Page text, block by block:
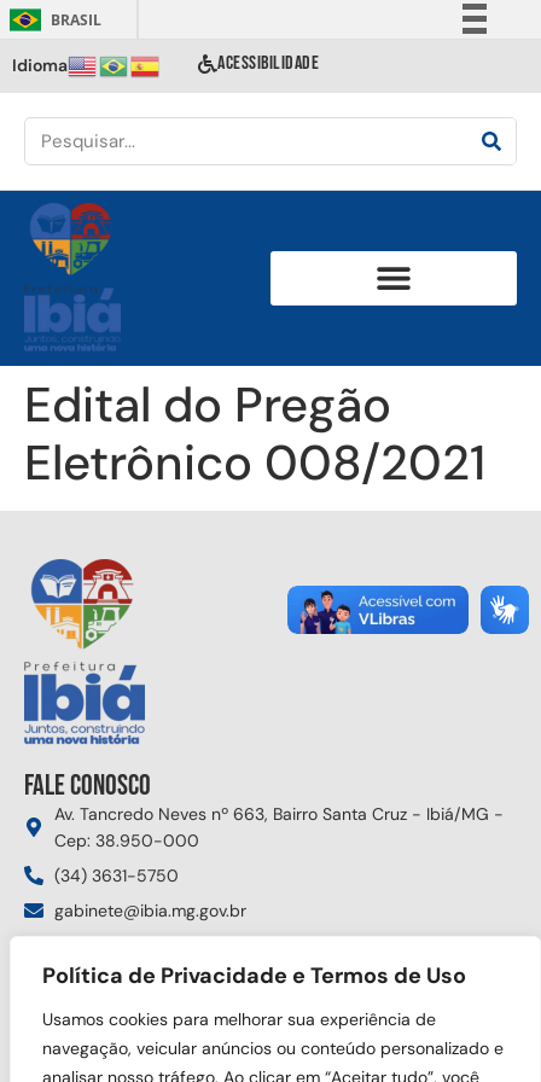
Política de Privacidade e Termos de Uso
Usamos cookies para melhorar sua experiência de
navegação, veicular anúncios ou conteúdo personalizado e
analisar nosso tráfego. Ao clicar em “Aceitar tudo”, você
BRASIL
Comunica BR
Acesso à informação
Idioma ACESSIBILIDADE
Edital do Pregão
Eletrônico 008/2021
Fale conosco
Av. Tancredo Neves nº 663, Bairro Santa Cruz - Ibiá/MG -
Cep: 38.950-000
(34) 3631-5750
gabinete@ibia.mg.gov.br